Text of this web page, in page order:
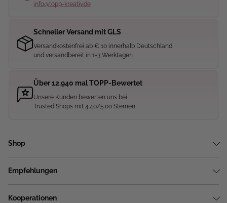
info@topp-kreativ.de
Schneller Versand mit GLS
Versandkostenfrei ab € 10 innerhalb Deutschland
und versandbereit in 1-3 Werktagen
Über 12.940 mal TOPP-Bewertet
Unsere Kunden bewerten uns bei
Trusted Shops mit 4.40/5.00 Sternen
Shop
Empfehlungen
Kooperationen